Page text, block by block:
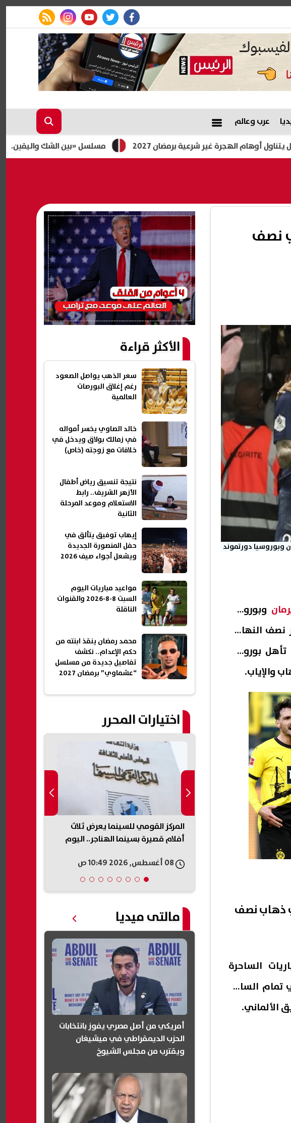
facebook
twitter
youtube
instagram
rss feed
عرب وعالم
مسلسل «بين الشك واليقين.. سيرة مصطفى غير شرعية برمضان 2027
نصف
وبوروسيا دورتموند
وبوروسيا
نصف النهائي
فيما تأهل بوروسيا
.
ذهاب نصف
الساحرة
تمام الساعة
الألماني.
الأكثر قراءة
سعر الذهب يواصل الصعود
رغم إغلاق البورصات
العالمية
خالد الصاوي يخسر أمواله
في زمالك بولاق ويدخل في
خلافات مع زوجته (خاص)
نتيجة تنسيق رياض أطفال
الأزهر الشريف.. رابط
الاستعلام وموعد المرحلة
الثانية
إيهاب توفيق يتألق في
حفل المنصورة الجديدة
ويشعل أجواء صيف 2026
مواعيد مباريات اليوم
السبت 8-8-2026 والقنوات
الناقلة
محمد رمضان ينقذ ابنته من
حكم الإعدام.. نكشف
تفاصيل جديدة من مسلسل
“عشماوي” برمضان 2027
اختيارات المحرر
نتيجة تنسيق رياض
المركز القومي للسينما يعرض ثلاث
أفلام قصيرة بسينما الهناجر.. اليوم
مالتى ميديا
أمريكي من أصل مصري يفوز بانتخابات
الحزب الديمقراطي في ميشيغان
ويقترب من مجلس الشيوخ